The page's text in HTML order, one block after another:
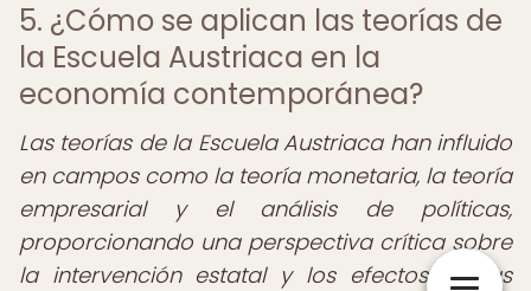
5. ¿Cómo se aplican las teorías de
la Escuela Austriaca en la
economía contemporánea?
Las teorías de la Escuela Austriaca han influido
en campos como la teoría monetaria, la teoría
empresarial y el análisis de políticas,
proporcionando una perspectiva crítica sobre
la intervención estatal y los efectos de las